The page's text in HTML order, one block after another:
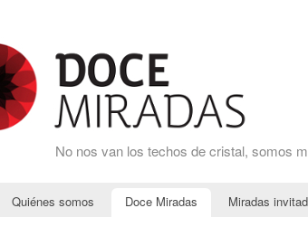
No nos van los techos de cristal, somos
Quiénes somos Doce Miradas Miradas